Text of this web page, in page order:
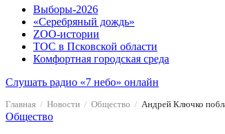
Выборы-2026
«Серебряный дождь»
ZOO-истории
ТОС в Псковской области
Комфортная городская среда
Слушать радио «7 небо» онлайн
Главная Новости Общество Андрей Ключко
Общество